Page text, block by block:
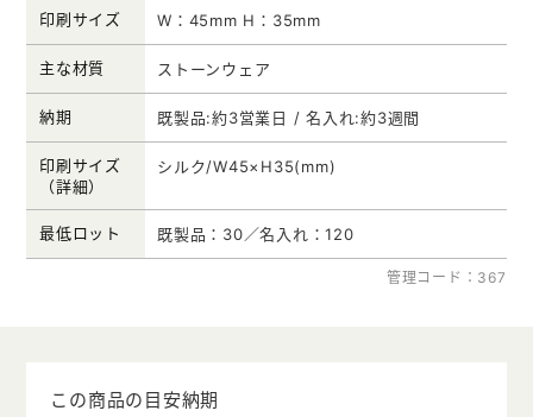
印刷サイズ W：45mm H：35mm
主な材質 ストーンウェア
納期 既製品:約3営業日 / 名入れ:約3週間
印刷サイズ
（詳細）
シルク/W45×H35(mm)
最低ロット 既製品：30／名入れ：120
管理コード：367
この商品の目安納期